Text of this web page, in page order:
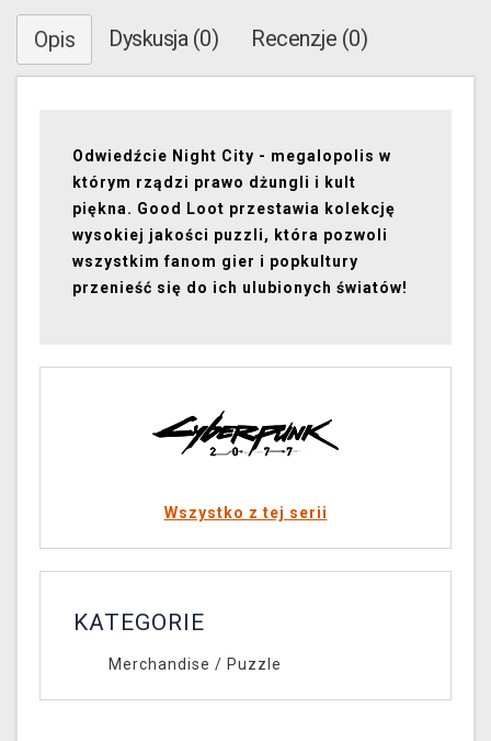
Opis Dyskusja (0) Recenzje (0)
Odwiedźcie Night City - megalopolis w
którym rządzi prawo dżungli i kult
piękna. Good Loot przestawia kolekcję
wysokiej jakości puzzli, która pozwoli
wszystkim fanom gier i popkultury
przenieść się do ich ulubionych światów!
Wszystko z tej serii
KATEGORIE
Merchandise / Puzzle